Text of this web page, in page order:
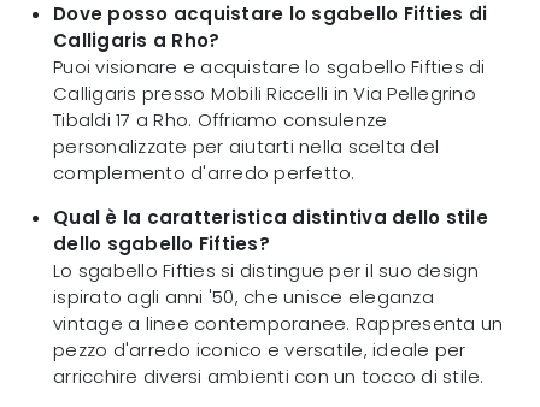
Dove posso acquistare lo sgabello Fifties di
Calligaris a Rho?
Puoi visionare e acquistare lo sgabello Fifties di
Calligaris presso Mobili Riccelli in Via Pellegrino
Tibaldi 17 a Rho. Offriamo consulenze
personalizzate per aiutarti nella scelta del
complemento d'arredo perfetto.
Qual è la caratteristica distintiva dello stile
dello sgabello Fifties?
Lo sgabello Fifties si distingue per il suo design
ispirato agli anni '50, che unisce eleganza
vintage a linee contemporanee. Rappresenta un
pezzo d'arredo iconico e versatile, ideale per
arricchire diversi ambienti con un tocco di stile.